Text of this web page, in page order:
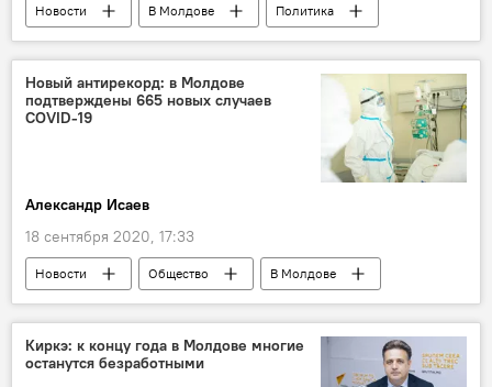
Новости В Молдове Политика
Новый антирекорд: в Молдове
подтверждены 665 новых случаев
COVID-19
Александр Исаев
18 сентября 2020, 17:33
Новости Общество
В Молдове
Коронавирус
Киркэ: к концу года в Молдове многие
останутся безработными